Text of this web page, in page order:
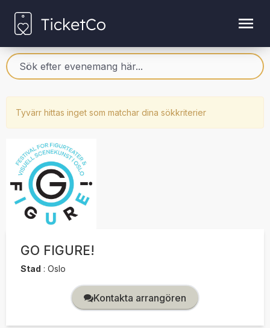
Tyvärr hittas inget som matchar dina sökkriterier
GO FIGURE!
Stad : Oslo
Kontakta arrangören